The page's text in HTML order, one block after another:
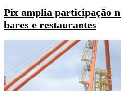
Pix amplia participação
bares e restaurantes